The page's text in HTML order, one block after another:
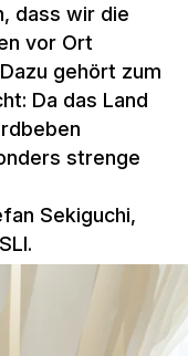
dass wir die
vor Ort
gehört zum
Da das Land
strenge
Sekiguchi,